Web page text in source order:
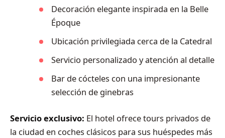
Decoración elegante inspirada en la Belle
Époque
Ubicación privilegiada cerca de la Catedral
Servicio personalizado y atención al detalle
Bar de cócteles con una impresionante
selección de ginebras
Servicio exclusivo: El hotel ofrece tours privados de
la ciudad en coches clásicos para sus huéspedes más